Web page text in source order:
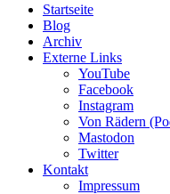
Startseite
Blog
Archiv
Externe Links
YouTube
Facebook
Instagram
Von Rädern
Mastodon
Twitter
Kontakt
Impressum